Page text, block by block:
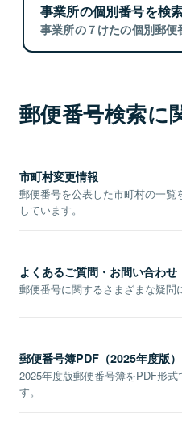
事業所の個別番号を検
事業所の７けたの個別郵便
郵便番号検索に
市町村変更情報
郵便番号を公表した市町村の一覧
しています。
よくあるご質問・お問い合わせ
郵便番号に関するさまざまな疑問
郵便番号簿PDF（2025年度版）
2025年度版郵便番号簿をPDF形式
す。